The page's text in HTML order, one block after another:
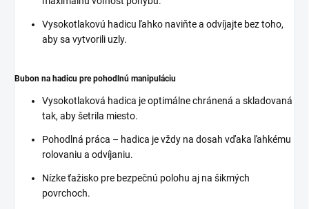
Vysokotlakovú hadicu ľahko naviňte a odvíjajte bez toho,
aby sa vytvorili uzly.
Bubon na hadicu pre pohodlnú manipuláciu
Vysokotlaková hadica je optimálne chránená a skladovaná
tak, aby šetrila miesto.
Pohodlná práca – hadica je vždy na dosah vďaka ľahkému
rolovaniu a odvíjaniu.
Nízke ťažisko pre bezpečnú polohu aj na šikmých
povrchoch.